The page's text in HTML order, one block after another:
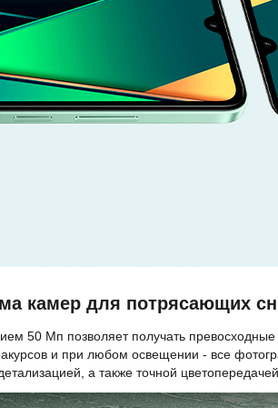
камер для потрясающих
50 Мп позволяет получать
и при любом освещении - все
а также точной цветопередачей.